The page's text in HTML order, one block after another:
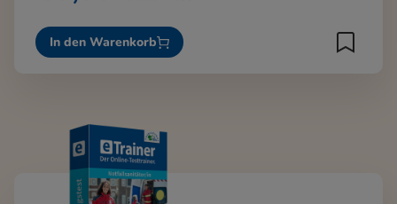
In den Warenkorb